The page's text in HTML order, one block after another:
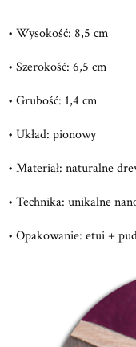
• Wysokość: 8,5 cm
• Szerokość: 6,5 cm
• Grubość: 1,4 cm
• Układ: pionowy
• Materiał: naturalne
• Technika: unikalne
• Opakowanie: etui +